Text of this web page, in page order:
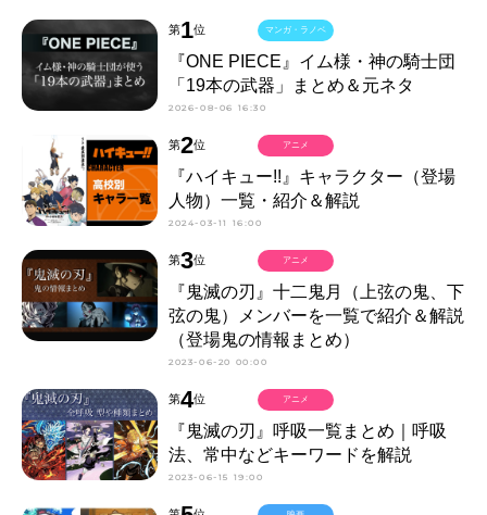
第1位
『ONE PIECE』イム様・神の騎士団
「19本の武器」まとめ＆元ネタ
2026-08-06 16:30
マンガ・ラノベ
第2位
『ハイキュー!!』キャラクター（登場
人物）一覧・紹介＆解説
2024-03-11 16:00
アニメ
第3位
『鬼滅の刃』十二鬼月（上弦の鬼、下
弦の鬼）メンバーを一覧で紹介＆解説
（登場鬼の情報まとめ）
2023-06-20 00:00
アニメ
第4位
『鬼滅の刃』呼吸一覧まとめ｜呼吸
法、常中などキーワードを解説
2023-06-15 19:00
アニメ